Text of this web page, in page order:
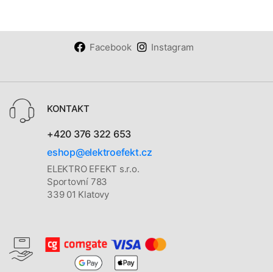
Facebook Instagram
KONTAKT
+420 376 322 653
eshop@elektroefekt.cz
ELEKTRO EFEKT s.r.o.
Sportovní 783
339 01 Klatovy